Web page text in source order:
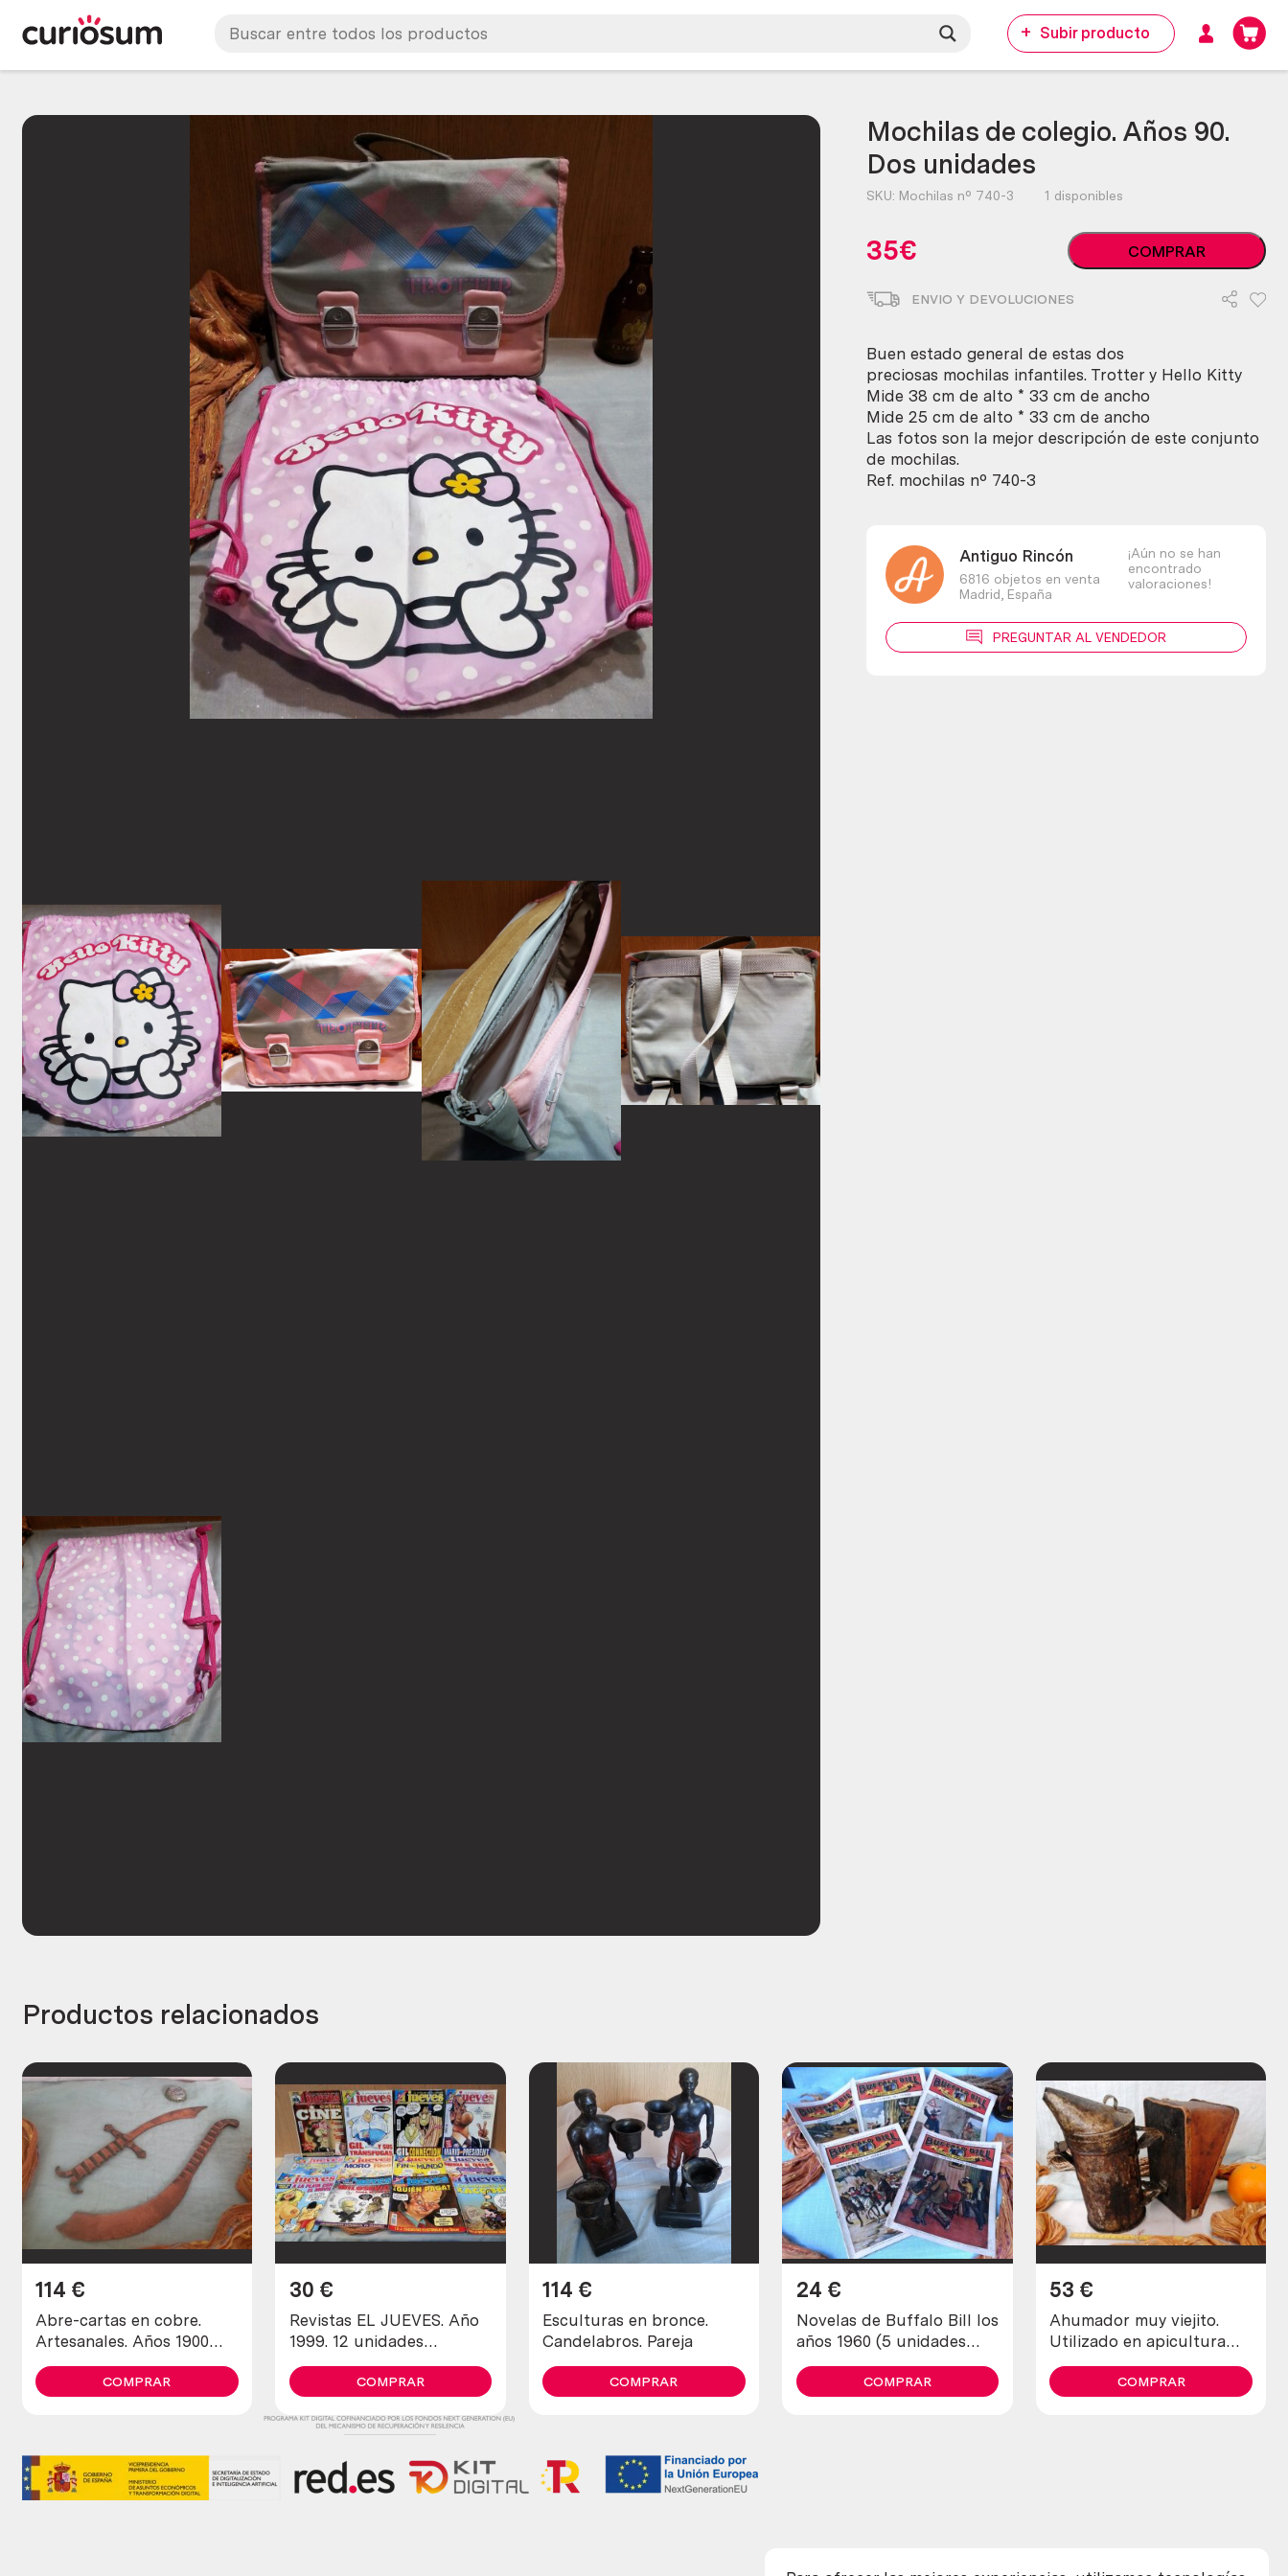
Subir producto
Mochilas de colegio. Años 90.
Dos unidades
SKU: Mochilas nº 740-3 1 disponibles
35€
Mochilas
de
Años
Dos
unidades
cantidad
COMPRAR
ENVIO Y DEVOLUCIONES
Buen estado general de estas dos
preciosas mochilas infantiles. Trotter y Hello Kitty
Mide 38 cm de alto * 33 cm de ancho
Mide 25 cm de alto * 33 cm de ancho
Las fotos son la mejor descripción de este conjunto
de mochilas.
Ref. mochilas nº 740-3
Antiguo Rincón
6816 objetos en venta
Madrid, España
¡Aún no se han
encontrado
valoraciones!
PREGUNTAR AL VENDEDOR
Productos relacionados
Abre-cartas en cobre.
Artesanales. Años 1900
maravillosos. Old open
letters in copper
114 €
COMPRAR
Revistas EL JUEVES. Año
1999. 12 unidades
diferentes.
30 €
COMPRAR
Esculturas en bronce.
Candelabros. Pareja
114 €
COMPRAR
Novelas de Buffalo Bill los
años 1960 (5 unidades
diferentes)
24 €
COMPRAR
Ahumador muy viejito.
Utilizado en apicultura
para tranquilizar a las
abejas
53 €
COMPRAR